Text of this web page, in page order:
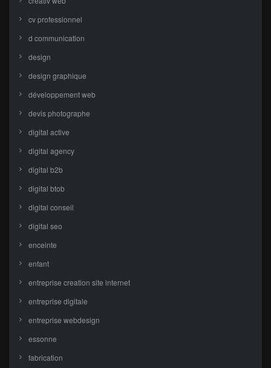
cv professionnel
d communication
design
design graphique
développement web
devis photographe
digital active
digital agency
digital b2b
digital btob
digital conseil
digital seo
enceinte
enfant
entreprise creation site internet
entreprise digitale
entreprise webdesign
essonne
fabrication